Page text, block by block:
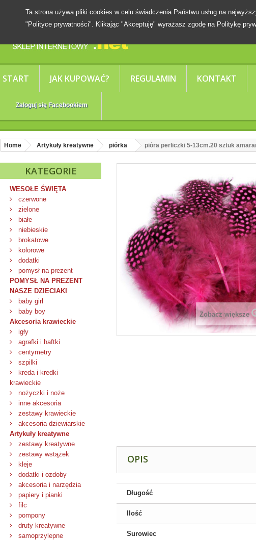
START JAK KUPOWAĆ? REGULAMIN KONTAKT
Zaloguj się Facebookiem
Ta strona używa pliki cookies w celu świadczenia Państwu usług na
"Polityce prywatności". Klikając "Akceptuję" wyrażasz zgodę na Politykę
Home Artykuły kreatywne piórka pióra perliczki 5-13cm.20 sztuk
KATEGORIE
WESOŁE ŚWIĘTA
czerwone
zielone
białe
niebieskie
brokatowe
kolorowe
dodatki
pomysł na prezent
POMYSŁ NA PREZENT
NASZE DZIECIAKI
baby girl
baby boy
Akcesoria krawieckie
igły
agrafki i haftki
centymetry
szpilki
kreda i kredki
krawieckie
nożyczki i noże
inne akcesoria
zestawy krawieckie
akcesoria dziewiarskie
Artykuły kreatywne
zestawy kreatywne
zestawy wstążek
kleje
dodatki i ozdoby
akcesoria i narzędzia
papiery i pianki
filc
pompony
druty kreatywne
samoprzylepne
Zobacz większe
OPIS
Długość
Ilość
Surowiec